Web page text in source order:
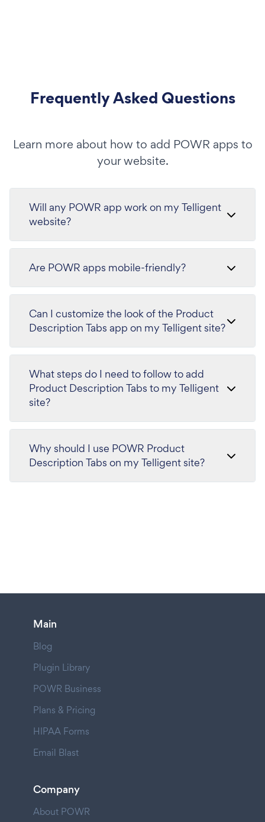
Frequently Asked Questions
Learn more about how to add POWR apps to
your website.
Will any POWR app work on my Telligent
website?
Are POWR apps mobile-friendly?
Can I customize the look of the Product
Description Tabs app on my Telligent site?
What steps do I need to follow to add
Product Description Tabs to my Telligent
site?
Why should I use POWR Product
Description Tabs on my Telligent site?
Main
Blog
Plugin Library
POWR Business
Plans & Pricing
HIPAA Forms
Email Blast
Company
About POWR